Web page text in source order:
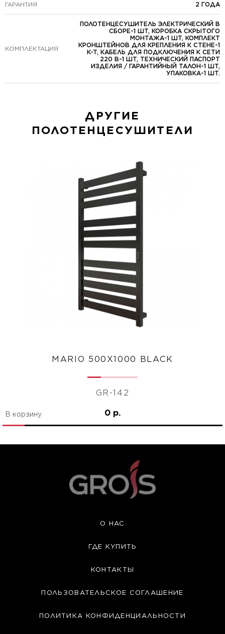
ГАРАНТИЯ 2 ГОДА
КОМПЛЕКТАЦИЯ
ПОЛОТЕНЦЕСУШИТЕЛЬ ЭЛЕКТРИЧЕСКИЙ В
СБОРЕ-1 ШТ, КОРОБКА СКРЫТОГО
МОНТАЖА-1 ШТ, КОМПЛЕКТ
КРОНШТЕЙНОВ ДЛЯ КРЕПЛЕНИЯ К СТЕНЕ-1
К-Т, КАБЕЛЬ ДЛЯ ПОДКЛЮЧЕНИЯ К СЕТИ
220 В-1 ШТ, ТЕХНИЧЕСКИЙ ПАСПОРТ
ИЗДЕЛИЯ / ГАРАНТИЙНЫЙ ТАЛОН-1 ШТ,
УПАКОВКА-1 ШТ.
ДРУГИЕ
ПОЛОТЕНЦЕСУШИТЕЛИ
MARIO 500Х1000 BLACK
GR-142
0 р.
В корзину
О НАС
ГДЕ КУПИТЬ
КОНТАКТЫ
ПОЛЬЗОВАТЕЛЬСКОЕ СОГЛАШЕНИЕ
ПОЛИТИКА КОНФИДЕНЦИАЛЬНОСТИ